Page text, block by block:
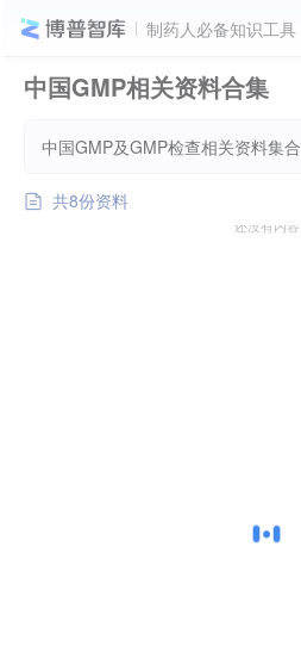
制药人必备知识工具
中国GMP相关资料合集
中国GMP及GMP检查相关资料集合
共8份资料
还没有内容